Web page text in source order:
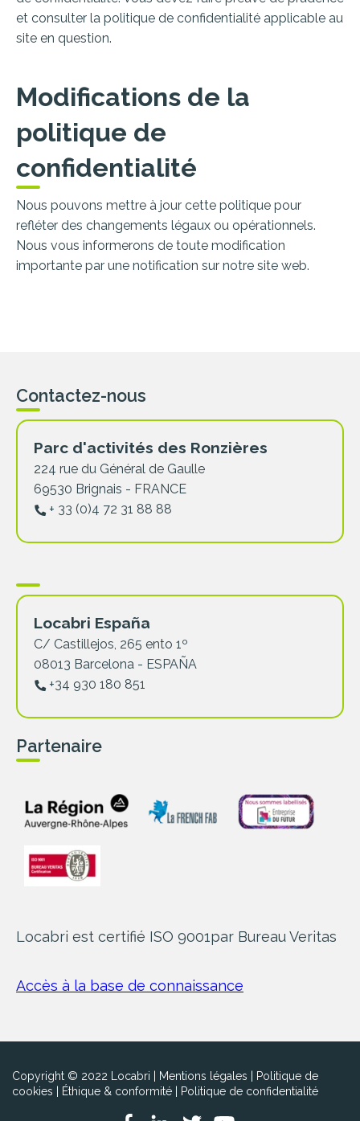
et consulter la politique de confidentialité applicable au
site en question.
Modifications de la
politique de
confidentialité
Nous pouvons mettre à jour cette politique pour
refléter des changements légaux ou opérationnels.
Nous vous informerons de toute modification
importante par une notification sur notre site web.
Contactez-nous
Parc d'activités des Ronzières
224 rue du Général de Gaulle
69530 Brignais - FRANCE
+ 33 (0)4 72 31 88 88
Locabri España
C/ Castillejos, 265 ento 1º
08013 Barcelona - ESPAÑA
+34 930 180 851
Partenaire
Locabri est certifié ISO 9001par Bureau Veritas
Accès à la base de connaissance
Copyright © 2022 Locabri | Mentions légales
Politique de
cookies
Éthique & conformité Politique de confidentialité